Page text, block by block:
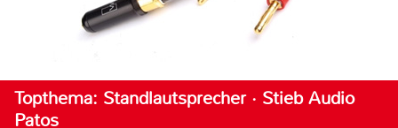
Topthema: Standlautsprecher · Stieb Audio
Patos